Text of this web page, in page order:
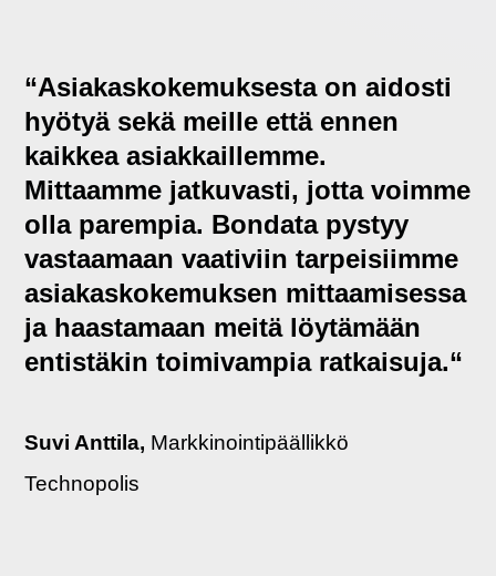
“Asiakaskokemuksesta on aidosti
hyötyä sekä meille että ennen
kaikkea asiakkaillemme.
Mittaamme jatkuvasti, jotta voimme
olla parempia. Bondata pystyy
vastaamaan vaativiin tarpeisiimme
asiakaskokemuksen mittaamisessa
ja haastamaan meitä löytämään
entistäkin toimivampia ratkaisuja.“
Suvi Anttila, Markkinointipäällikkö
Technopolis